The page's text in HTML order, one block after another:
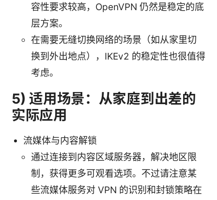
容性要求较高，OpenVPN 仍然是稳定的底
层方案。
在需要无缝切换网络的场景（如从家里切
换到外出地点），IKEv2 的稳定性也很值得
考虑。
5) 适用场景：从家庭到出差的
实际应用
流媒体与内容解锁
通过连接到内容区域服务器，解决地区限
制，获得更多可观看选项。不过请注意某
些流媒体服务对 VPN 的识别和封锁策略在